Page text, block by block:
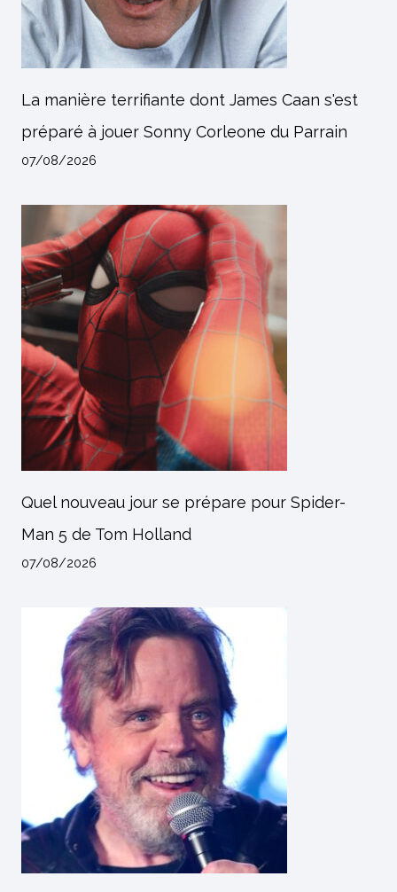
La manière terrifiante dont James Caan s'est
préparé à jouer Sonny Corleone du Parrain
07/08/2026
Quel nouveau jour se prépare pour Spider-
Man 5 de Tom Holland
07/08/2026